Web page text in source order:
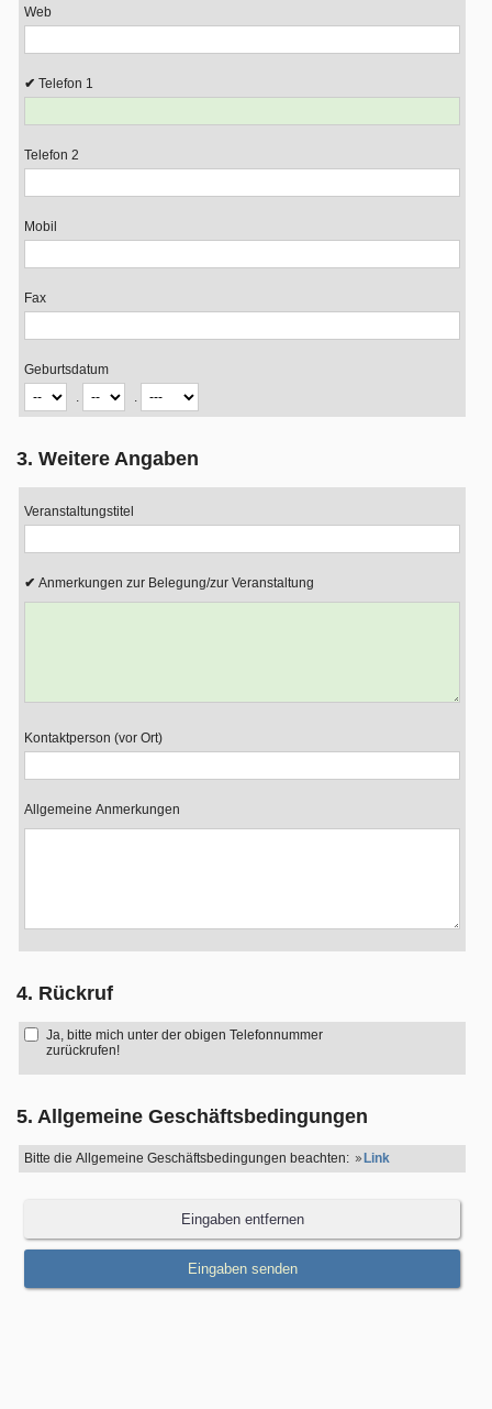
Web
Telefon 1
Telefon 2
Mobil
Fax
Geburtsdatum
.
.
3. Weitere Angaben
Veranstaltungstitel
Anmerkungen zur Belegung/zur Veranstaltung
Kontaktperson (vor Ort)
Allgemeine Anmerkungen
4. Rückruf
Ja, bitte mich unter der obigen Telefonnummer
zurückrufen!
5. Allgemeine Geschäftsbedingungen
Bitte die Allgemeine Geschäftsbedingungen beachten: Link